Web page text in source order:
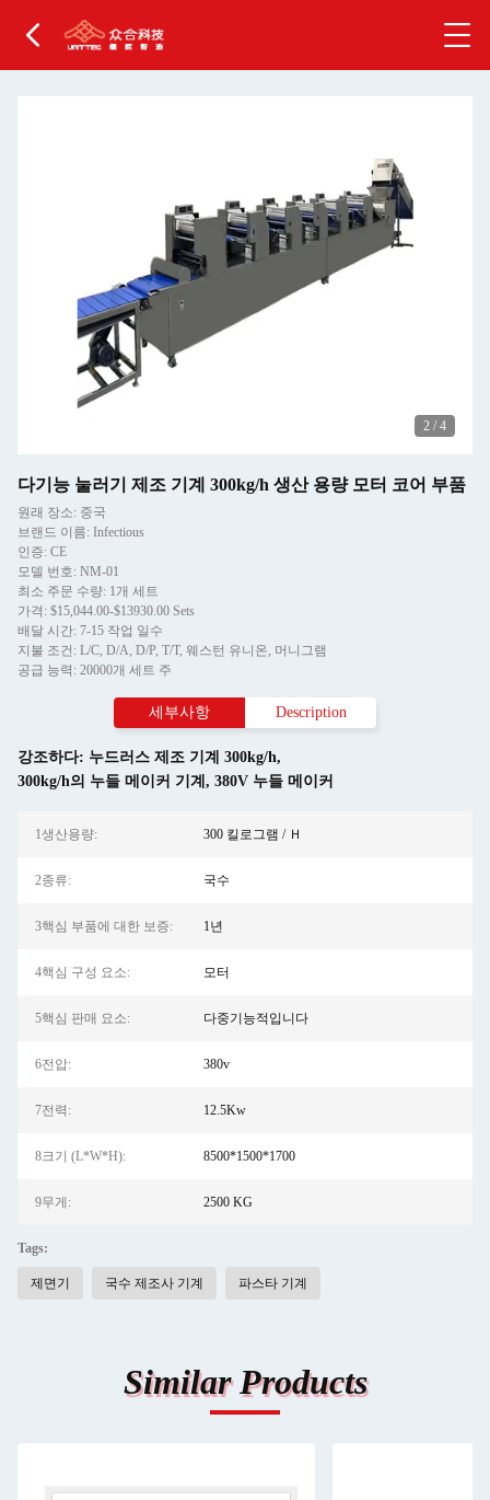
2 / 4
다기능 눌러기 제조 기계 300kg/h 생산 용량 모터 코어 부품
원래 장소: 중국
브랜드 이름: Infectious
인증: CE
모델 번호: NM-01
최소 주문 수량: 1개 세트
가격: $15,044.00-$13930.00 Sets
배달 시간: 7-15 작업 일수
지불 조건: L/C, D/A, D/P, T/T, 웨스턴 유니온, 머니그램
공급 능력: 20000개 세트 주
세부사항 Description
강조하다: 누드러스 제조 기계 300kg/h,
300kg/h의 누들 메이커 기계 , 380V 누들 메이커
1생산용량: 300 킬로그램 / Ｈ
2종류: 국수
3핵심 부품에 대한 보증: 1년
4핵심 구성 요소: 모터
5핵심 판매 요소: 다중기능적입니다
6전압: 380v
7전력: 12.5Kw
8크기 (L*W*H): 8500*1500*1700
9무게: 2500 KG
Tags:
제면기 국수 제조사 기계 파스타 기계
Similar Products